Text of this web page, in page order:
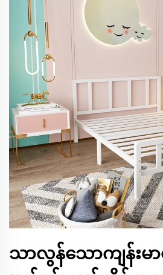
သာလွန်သောကျန်းမာ